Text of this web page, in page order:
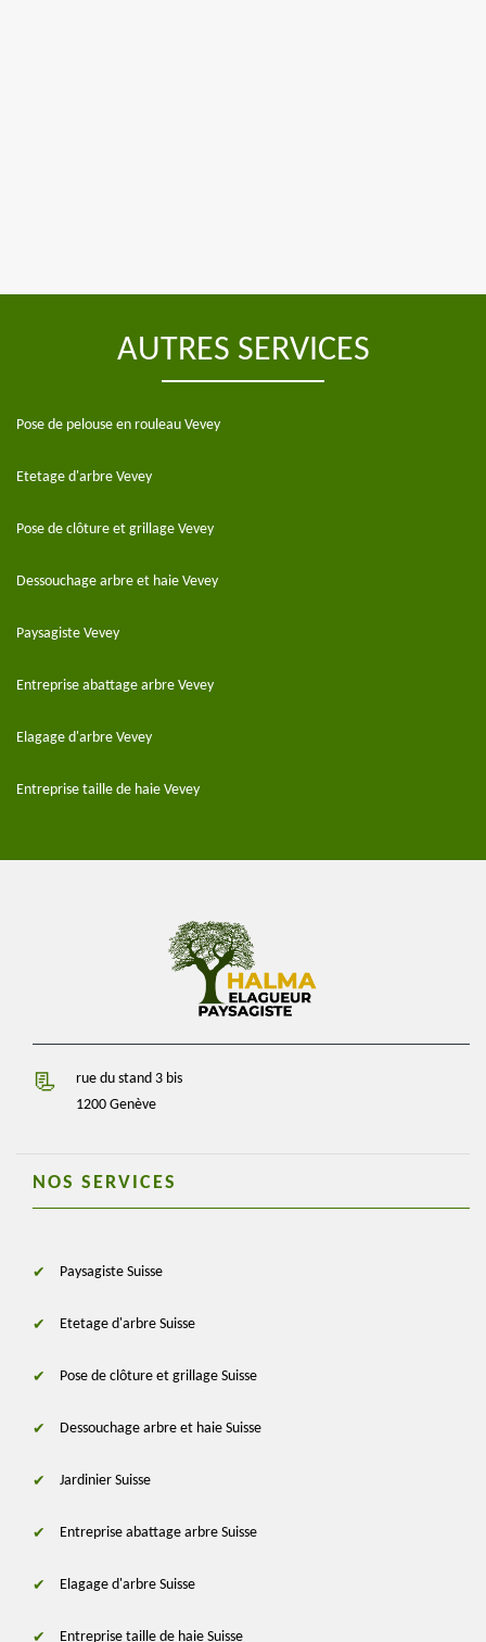
AUTRES SERVICES
Pose de pelouse en rouleau Vevey
Etetage d'arbre Vevey
Pose de clôture et grillage Vevey
Dessouchage arbre et haie Vevey
Paysagiste Vevey
Entreprise abattage arbre Vevey
Elagage d'arbre Vevey
Entreprise taille de haie Vevey
rue du stand 3 bis
1200 Genève
NOS SERVICES
Paysagiste Suisse
Etetage d'arbre Suisse
Pose de clôture et grillage Suisse
Dessouchage arbre et haie Suisse
Jardinier Suisse
Entreprise abattage arbre Suisse
Elagage d'arbre Suisse
Entreprise taille de haie Suisse